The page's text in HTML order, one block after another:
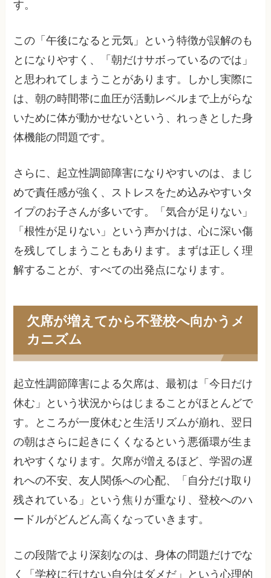
す。
この「午後になると元気」という特徴が誤解のも
とになりやすく、「朝だけサボっているのでは」
と思われてしまうことがあります。しかし実際に
は、朝の時間帯に血圧が活動レベルまで上がらな
いために体が動かせないという、れっきとした身
体機能の問題です。
さらに、起立性調節障害になりやすいのは、まじ
めで責任感が強く、ストレスをため込みやすいタ
イプのお子さんが多いです。「気合が足りない」
「根性が足りない」という声かけは、心に深い傷
を残してしまうこともあります。まずは正しく理
解することが、すべての出発点になります。
欠席が増えてから不登校へ向かうメ
カニズム
起立性調節障害による欠席は、最初は「今日だけ
休む」という状況からはじまることがほとんどで
す。ところが一度休むと生活リズムが崩れ、翌日
の朝はさらに起きにくくなるという悪循環が生ま
れやすくなります。欠席が増えるほど、学習の遅
れへの不安、友人関係への心配、「自分だけ取り
残されている」という焦りが重なり、登校へのハ
ードルがどんどん高くなっていきます。
この段階でより深刻なのは、身体の問題だけでな
く「学校に行けない自分はダメだ」という心理的